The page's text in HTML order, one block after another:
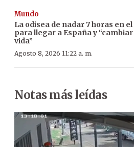
Mundo
La odisea de nadar 7 horas en
para llegar a España y “cambiar
vida”
Agosto 8, 2026 11:22 a. m.
Notas más leídas